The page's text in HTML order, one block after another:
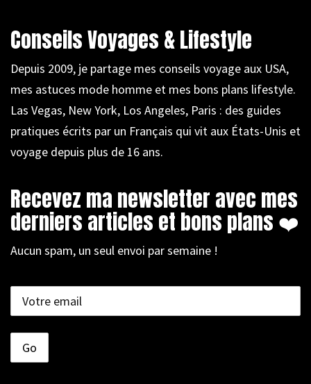
Conseils Voyages & Lifestyle
Depuis 2009, je partage mes conseils voyage aux USA,
mes astuces mode homme et mes bons plans lifestyle.
Las Vegas, New York, Los Angeles, Paris : des guides
pratiques écrits par un Français qui vit aux États-Unis et
voyage depuis plus de 16 ans.
Recevez ma newsletter avec mes
derniers articles et bons plans ❤️
Aucun spam, un seul envoi par semaine !